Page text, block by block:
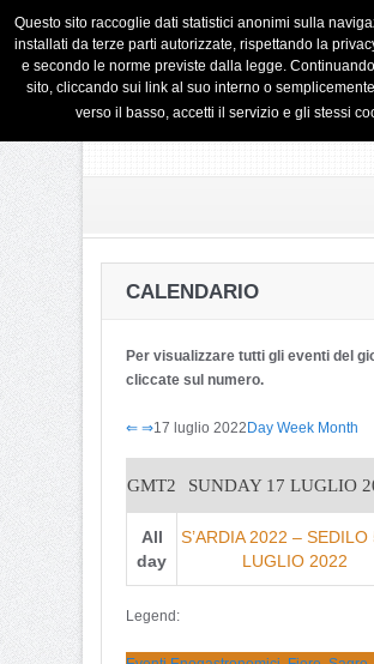
CALENDARIO
Per visualizzare tutti gli eventi del
cliccate sul numero.
⇐ ⇒17 luglio 2022Day Week Month
GMT2 SUNDAY 17 LUGLIO
All
day
S’ARDIA 2022 – SEDILO
LUGLIO 2022
Legend:
Questo sito raccoglie dati statistici anonimi sulla
installati da terze parti autorizzate, rispettando la
e secondo le norme previste dalla legge.
sito, cliccando sui link al suo interno o
verso il basso, accetti il servizio e gli stessi